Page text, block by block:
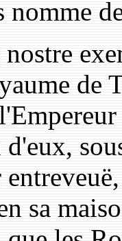
nomme
de
sa